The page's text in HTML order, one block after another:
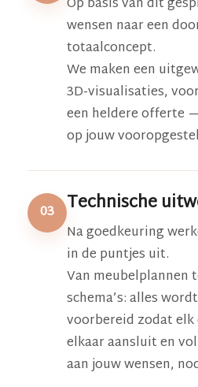
wensen naar een
totaalconcept.
We maken een
3D-visualisaties,
een heldere offerte
op jouw
03 Technische
Na goedkeuring
in de puntjes uit.
Van meubelplannen
schema’s: alles
voorbereid zodat
elkaar aansluit en
aan jouw wensen,